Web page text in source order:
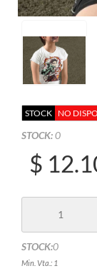
STOCK NO
STOCK:0
$
STOCK:0
Min. Vta.: 1